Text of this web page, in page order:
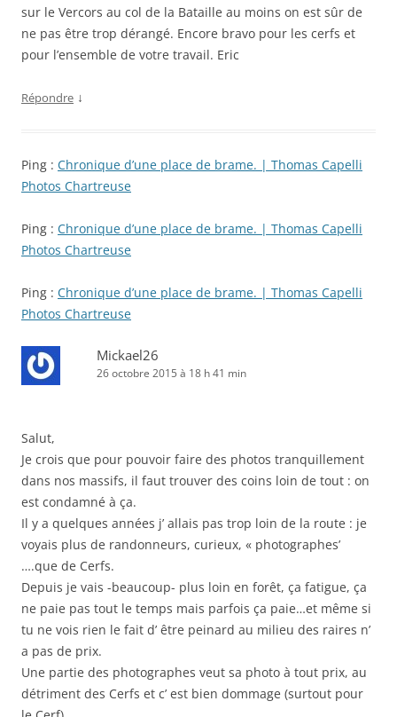
sur le Vercors au col de la Bataille au moins on est sûr de
ne pas être trop dérangé. Encore bravo pour les cerfs et
pour l’ensemble de votre travail. Eric
Répondre ↓
Ping : Chronique d’une place de brame. | Thomas Capelli
Photos Chartreuse
Ping : Chronique d’une place de brame. | Thomas Capelli
Photos Chartreuse
Ping : Chronique d’une place de brame. | Thomas Capelli
Photos Chartreuse
Mickael26
26 octobre 2015 à 18 h 41 min
Salut,
Je crois que pour pouvoir faire des photos tranquillement
dans nos massifs, il faut trouver des coins loin de tout : on
est condamné à ça.
Il y a quelques années j’ allais pas trop loin de la route : je
voyais plus de randonneurs, curieux, « photographes’
….que de Cerfs.
Depuis je vais -beaucoup- plus loin en forêt, ça fatigue, ça
ne paie pas tout le temps mais parfois ça paie…et même si
tu ne vois rien le fait d’ être peinard au milieu des raires n’
a pas de prix.
Une partie des photographes veut sa photo à tout prix, au
détriment des Cerfs et c’ est bien dommage (surtout pour